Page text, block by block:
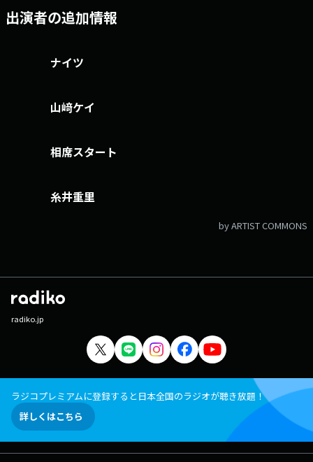
出演者の追加情報
ナイツ
山﨑ケイ
相席スタート
糸井重里
by ARTIST COMMONS
radiko.jp
ラジコプレミアムに登録すると日本全国のラジオが聴き放題！
詳しくはこちら